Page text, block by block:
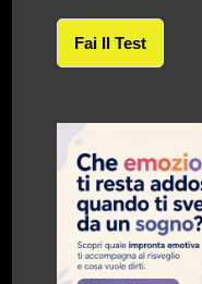
Fai Il Test